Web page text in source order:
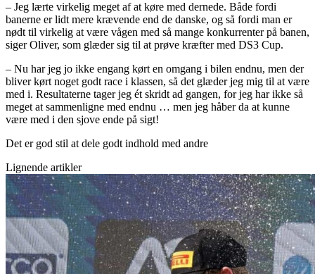
– Jeg lærte virkelig meget af at køre med dernede. Både fordi
banerne er lidt mere krævende end de danske, og så fordi man er
nødt til virkelig at være vågen med så mange konkurrenter på banen,
siger Oliver, som glæder sig til at prøve kræfter med DS3 Cup.
– Nu har jeg jo ikke engang kørt en omgang i bilen endnu, men der
bliver kørt noget godt race i klassen, så det glæder jeg mig til at være
med i. Resultaterne tager jeg ét skridt ad gangen, for jeg har ikke så
meget at sammenligne med endnu … men jeg håber da at kunne
være med i den sjove ende på sigt!
Det er god stil at dele godt indhold med andre
Lignende artikler